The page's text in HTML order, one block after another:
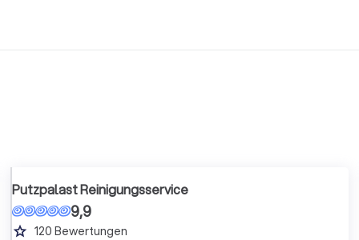
Putzpalast Reinigungsservice
9,9
grade 120 Bewertungen